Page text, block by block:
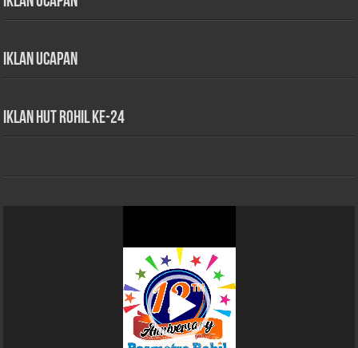
Iklan Ucapan
iklan HUT Rohil Ke-24